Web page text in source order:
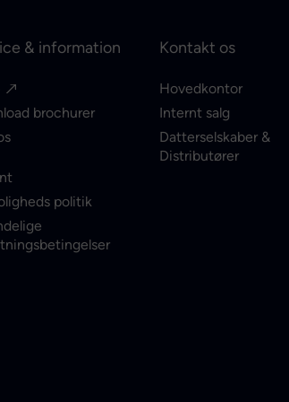
& information
brochurer
politik
Kontakt os
Hovedkontor
Internt salg
Datterselskaber &
Distributører